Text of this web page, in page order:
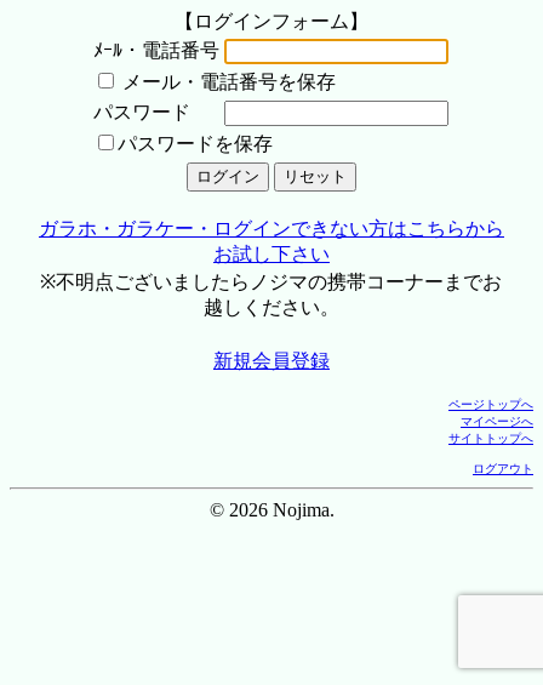
【ログインフォーム】
ﾒｰﾙ・電話番号
メール・電話番号を保存
パスワード
パスワードを保存
ガラホ・ガラケー・ログインできない方はこちらから
お試し下さい
※不明点ございましたらノジマの携帯コーナーまでお
越しください。
新規会員登録
ページトップへ
マイページへ
サイトトップへ
ログアウト
© 2026 Nojima.